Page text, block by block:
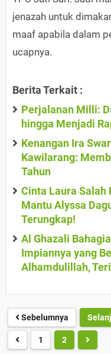
jenazah untuk
maaf apabila dalam
ucapnya.
Berita Terkait :
Perjalanan Milli:
hingga Menjadi
Kenangan Ira
Kawilarang:
Tahun
Cinta Laura Salah
Mantu Alyssa
Terungkap!
Al Ghazali
Impiannya yang
Alhamdulillah,
Sebelumnya
1 2